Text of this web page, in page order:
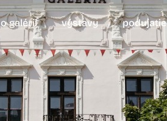
o galérii výstavy podujatie